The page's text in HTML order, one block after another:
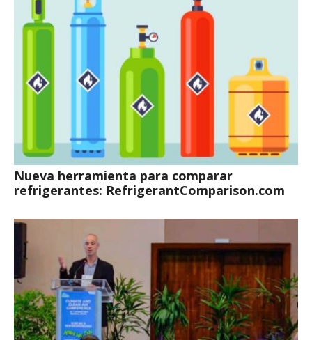
Nueva herramienta para comparar
refrigerantes: RefrigerantComparison.com